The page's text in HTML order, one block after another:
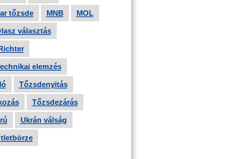
tőzsde MNB MOL
választás
elemzés
Tőzsdenyitás
Tőzsdezárás
Ukrán válság